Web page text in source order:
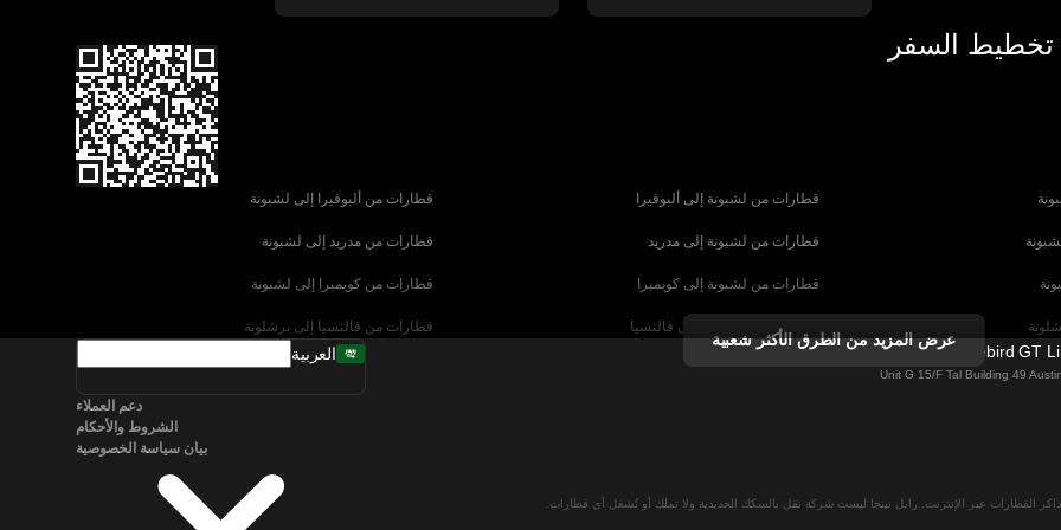
تخطيط السفر
قطارات من لشبونة إلى ألبوفيرا قطارات من ألبوفيرا إلى لشبونة
قطارات من لشبونة إلى مدريد قطارات من مدريد إلى لشبونة
قطارات من لشبونة إلى كويمبرا قطارات من كويمبرا إلى لشبونة
قطارات من برشلونة إلى فالنسيا قطارات من فالنسيا إلى برشلونة
قطارات من إشبيلية إلى برشلونة
قطارات من فيينا إلى سالزبورغ قطارات من سالزبورغ إلى فيينا
عرض المزيد من الطرق الأكثر شعبية
Firebird GT
Unit G 15/F Tal Building 49
القطارات عبر الإنترنت. رايل نينجا ليست شركة نقل بالسكك الحديدية ولا تملك أو تُشغل أي قطارات.
العربية
دعم العملاء
الشروط والأحكام
بيان سياسة الخصوصية